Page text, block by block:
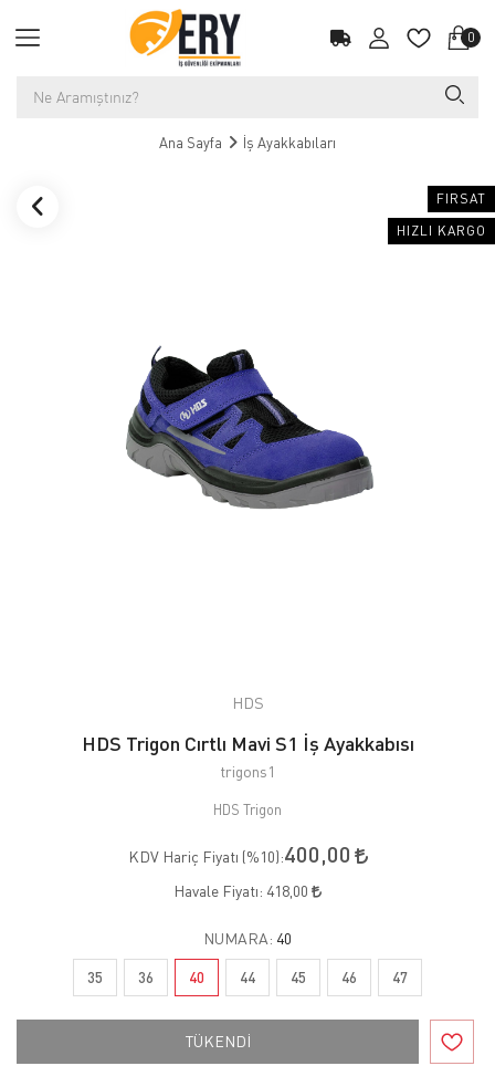
0
Ana Sayfa İş Ayakkabıları
FIRSAT
HIZLI KARGO
HDS
HDS Trigon Cırtlı Mavi S1 İş Ayakkabısı
trigons1
HDS Trigon
KDV Hariç Fiyatı (%10):400,00
Havale Fiyatı: 418,00
NUMARA: 40
35 36 40 44 45 46 47
TÜKENDİ